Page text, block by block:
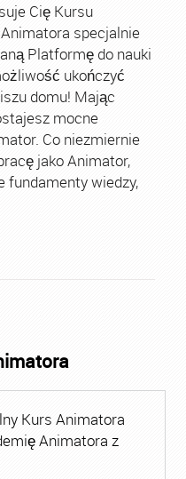
Cię Kursu
specjalnie
Platformę do nauki
ukończyć
domu! Mając
mocne
Co niezmiernie
jako Animator,
fundamenty wiedzy,
Kurs Animatora
Animatora z